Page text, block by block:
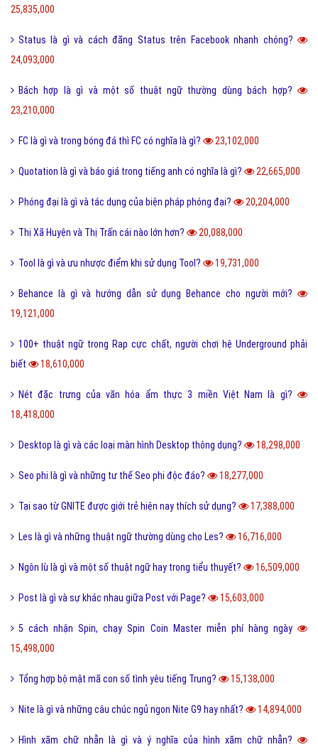
25,835,000
Status là gì và cách đăng Status trên Facebook nhanh chóng?
24,093,000
Bách hợp là gì và một số thuật ngữ thường dùng bách hợp?
23,210,000
FC là gì và trong bóng đá thì FC có nghĩa là gì? 23,102,000
Quotation là gì và báo giá trong tiếng anh có nghĩa là gì? 22,665,000
Phóng đại là gì và tác dụng của biện pháp phóng đại? 20,204,000
Thị Xã Huyện và Thị Trấn cái nào lớn hơn? 20,088,000
Tool là gì và ưu nhược điểm khi sử dụng Tool? 19,731,000
Behance là gì và hướng dẫn sử dụng Behance cho người mới?
19,121,000
100+ thuật ngữ trong Rap cực chất, người chơi hệ Underground phải
biết
18,610,000
Nét đặc trưng của văn hóa ẩm thực 3 miền Việt Nam là gì?
18,418,000
Desktop là gì và các loại màn hình Desktop thông dụng? 18,298,000
Seo phi là gì và những tư thế Seo phi độc đáo? 18,277,000
Tại sao từ GNITE được giới trẻ hiện nay thích sử dụng? 17,388,000
Les là gì và những thuật ngữ thường dùng cho Les? 16,716,000
Ngôn lù là gì và một số thuật ngữ hay trong tiểu thuyết? 16,509,000
Post là gì và sự khác nhau giữa Post với Page? 15,603,000
5 cách nhận Spin, chạy Spin Coin Master miễn phí hàng ngày
15,498,000
Tổng hợp bộ mật mã con số tình yêu tiếng Trung? 15,138,000
Nite là gì và những câu chúc ngủ ngon Nite G9 hay nhất? 14,894,000
Hình xăm chữ nhẫn là gì và ý nghĩa của hình xăm chữ nhẫn?